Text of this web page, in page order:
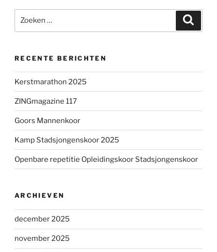
naar:
RECENTE BERICHTEN
Kerstmarathon 2025
ZINGmagazine 117
Goors Mannenkoor
Kamp Stadsjongenskoor 2025
Openbare repetitie Opleidingskoor Stadsjongenskoor
ARCHIEVEN
december 2025
november 2025